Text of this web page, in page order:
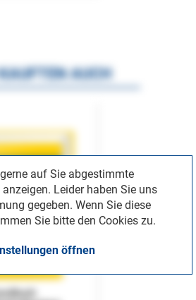
auf Sie abgestimmte
Leider haben Sie uns
gegeben. Wenn Sie diese
Sie bitte den Cookies zu.
öffnen
AUCH